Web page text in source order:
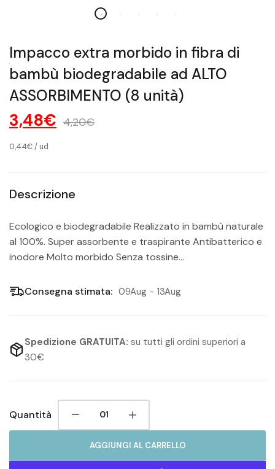
Impacco extra morbido in fibra di
bambù biodegradabile ad ALTO
ASSORBIMENTO (8 unità)
3,48€ 4,20€
0,44€/ ud
Descrizione
Ecologico e biodegradabile Realizzato in bambù naturale
al 100%. Super assorbente e traspirante Antibatterico e
inodore Molto morbido Senza tossine...
Consegna stimata: 09Aug - 13Aug
Spedizione GRATUITA: su tutti gli ordini superiori a
30€
Quantità
AGGIUNGI AL CARRELLO